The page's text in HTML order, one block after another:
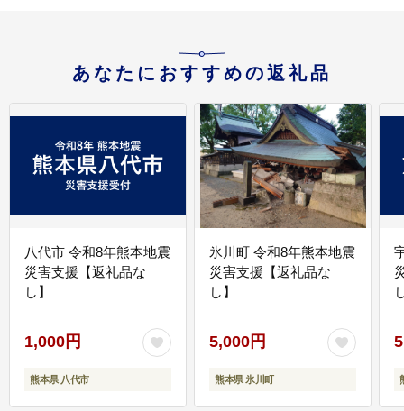
あなたにおすすめの返礼品
八代市 令和8年熊本地震
災害支援【返礼品な
し】
1,000円
熊本県 八代市
氷川町 令和8年熊本地震
災害支援【返礼品な
し】
5,000円
熊本県 氷川町